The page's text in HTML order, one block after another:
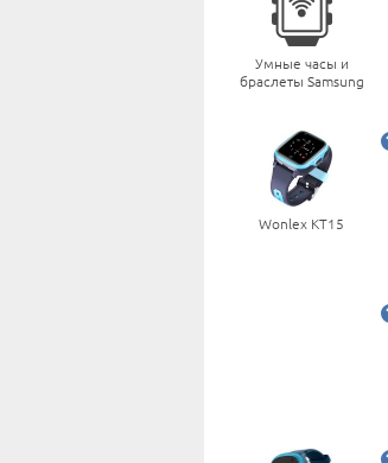
Умные часы и
браслеты Samsung
Wonlex KT15